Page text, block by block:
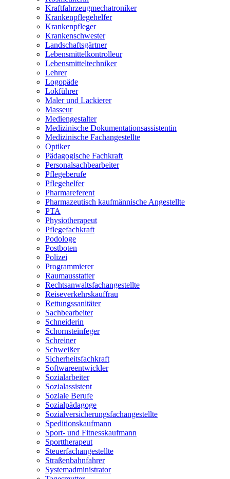
Kraftfahrzeugmechatroniker
Krankenpflegehelfer
Krankenpfleger
Krankenschwester
Landschaftsgärtner
Lebensmittelkontrolleur
Lebensmitteltechniker
Lehrer
Logopäde
Lokführer
Maler und Lackierer
Masseur
Mediengestalter
Medizinische Dokumentationsassistentin
Medizinische Fachangestellte
Optiker
Pädagogische Fachkraft
Personalsachbearbeiter
Pflegeberufe
Pflegehelfer
Pharmareferent
Pharmazeutisch kaufmännische Angestellte
PTA
Physiotherapeut
Pflegefachkraft
Podologe
Postboten
Polizei
Programmierer
Raumausstatter
Rechtsanwaltsfachangestellte
Reiseverkehrskauffrau
Rettungssanitäter
Sachbearbeiter
Schneiderin
Schornsteinfeger
Schreiner
Schweißer
Sicherheitsfachkraft
Softwareentwickler
Sozialarbeiter
Sozialassistent
Soziale Berufe
Sozialpädagoge
Sozialversicherungsfachangestellte
Speditionskaufmann
Sport- und Fitnesskaufmann
Sporttherapeut
Steuerfachangestellte
Straßenbahnfahrer
Systemadministrator